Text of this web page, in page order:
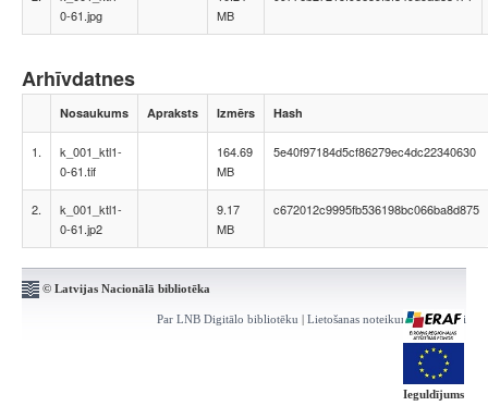
0-61.jpg
MB
Arhīvdatnes
Nosaukums Apraksts Izmērs Hash
1.
k_001_ktl1-
0-61.tif
164.69
MB
5e40f97184d5cf86279ec4dc22340630
2.
k_001_ktl1-
0-61.jp2
9.17
MB
c672012c9995fb536198bc066ba8d875
© Latvijas Nacionālā bibliotēka
Par LNB Digitālo bibliotēku | Lietošanas noteikumi | Kontakti
Ieguldījums